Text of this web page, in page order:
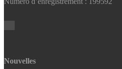
Nouvelles